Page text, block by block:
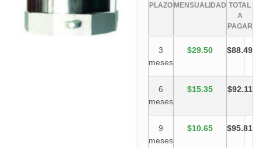
PLAZO MENSUALIDAD TOTAL
A
PAGAR
3
meses
$29.50 $88.49
6
meses
$15.35 $92.11
9
meses
$10.65 $95.81